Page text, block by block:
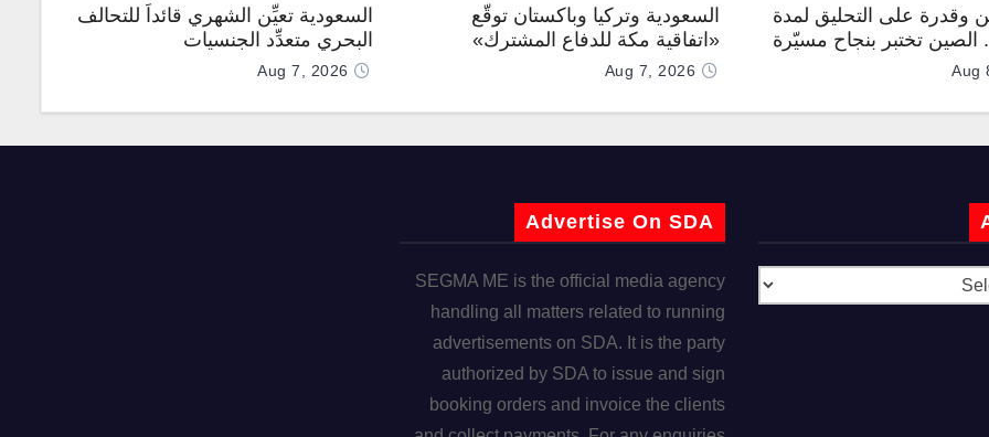
وقدرة على التحليق لمدة
الصين تختبر بنجاح مسيّرة
Aug
السعودية وتركيا وباكستان توقّع
«اتفاقية مكة للدفاع المشترك»
Aug 7, 2026
السعودية تعيِّن الشهري قائداً للتحالف
البحري متعدِّد الجنسيات
Aug 7, 2026
Advertise On SDA
SEGMA ME is the official media agency
handling all matters related to running
advertisements on SDA. It is the party
authorized by SDA to issue and sign
booking orders and invoice the clients